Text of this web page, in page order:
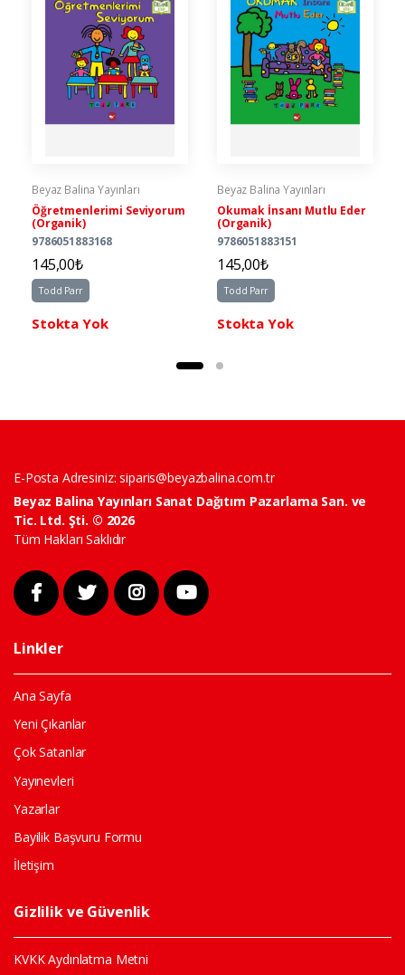
Beyaz Balina Yayınları
Öğretmenlerimi Seviyorum
(Organik)
9786051883168
145,00₺
Todd Parr
Stokta Yok
Beyaz Balina Yayınları
Okumak İnsanı Mutlu Eder
(Organik)
9786051883151
145,00₺
Todd Parr
Stokta Yok
E-Posta Adresiniz:siparis@beyazbalina.com.tr
Beyaz Balina Yayınları Sanat Dağıtım Pazarlama San. ve
Tic. Ltd. Şti. © 2026
Tüm Hakları Saklıdır
Linkler
Ana Sayfa
Yeni Çıkanlar
Çok Satanlar
Yayınevleri
Yazarlar
Bayilik Başvuru Formu
İletişim
Gizlilik ve Güvenlik
KVKK Aydınlatma Metni